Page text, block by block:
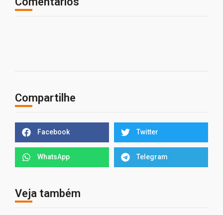
Compartilhe
Facebook Twitter
WhatsApp Telegram
Veja também